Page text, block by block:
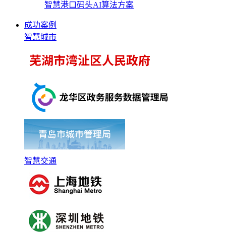
智慧港口码头AI算法方案
成功案例
智慧城市
智慧交通